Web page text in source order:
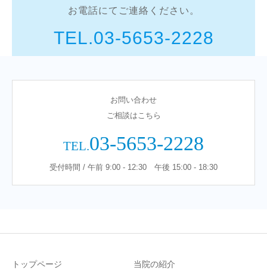
お電話にてご連絡ください。
TEL.03-5653-2228
お問い合わせ
ご相談はこちら
TEL.03-5653-2228
受付時間 / 午前 9:00 - 12:30 午後 15:00 - 18:30
トップページ 当院の紹介